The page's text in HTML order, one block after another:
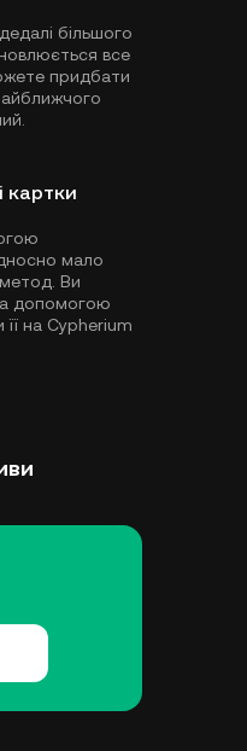
більшого
все
придбати
картки
мало
Ви
допомогою
на Cypherium